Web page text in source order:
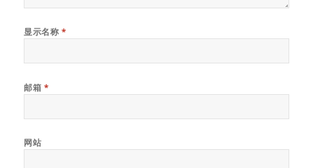
显示名称 *
邮箱 *
网站